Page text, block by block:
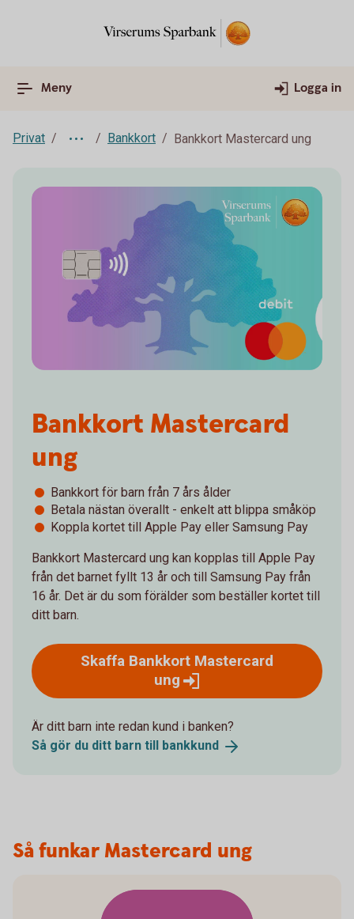
Meny Logga in
Privat Bankkort Bankkort Mastercard ung
Bankkort Mastercard
ung
Bankkort för barn från 7 års ålder
Betala nästan överallt - enkelt att blippa småköp
Koppla kortet till Apple Pay eller Samsung Pay
Bankkort Mastercard ung kan kopplas till Apple Pay
från det barnet fyllt 13 år och till Samsung Pay från
16 år. Det är du som förälder som beställer kortet till
ditt barn.
Skaffa Bankkort Mastercard
ung
Är ditt barn inte redan kund i banken?
Så gör du ditt barn till bankkund
Så funkar Mastercard ung